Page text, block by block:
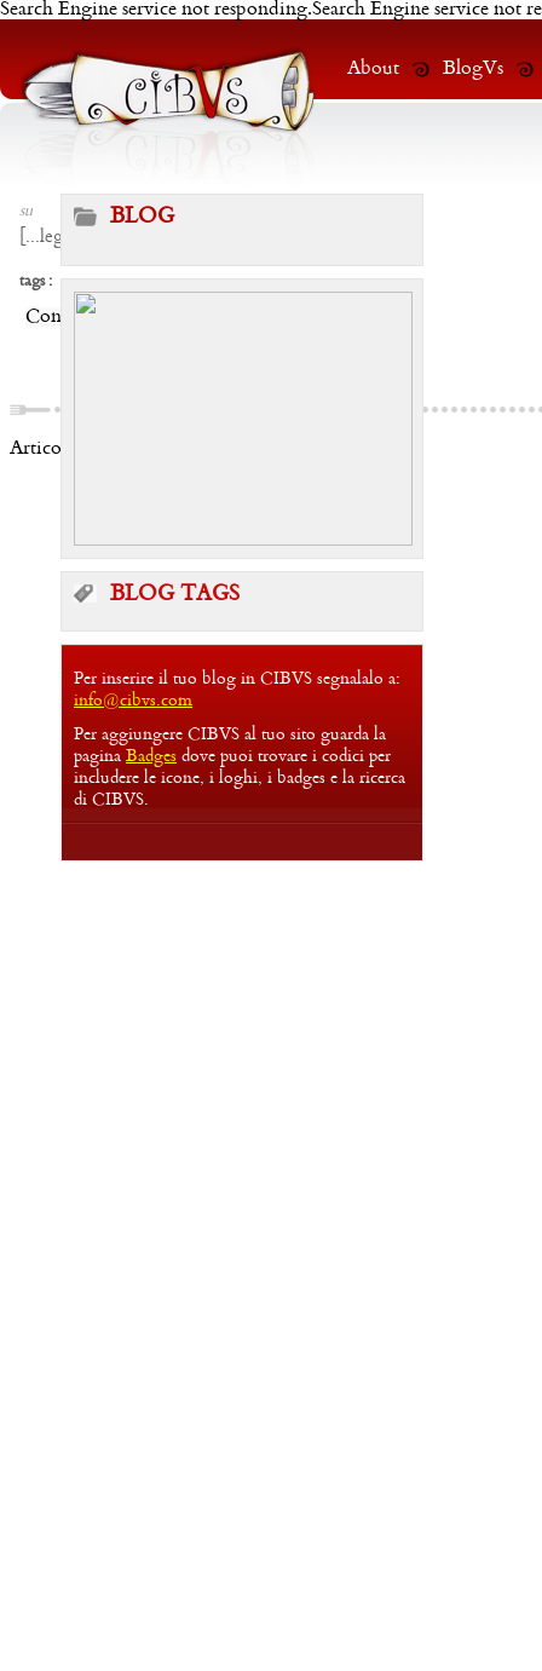
Search Engine service not responding.Search Engine service not
About BlogVs
su
...leggi
tags :
Condividi:
Articoli correlati:
BLOG
BLOG TAGS
Per inserire il tuo blog in CIBVS segnalalo a:
info@cibvs.com
Per aggiungere CIBVS al tuo sito guarda la
pagina Badges dove puoi trovare i codici per
includere le icone, i loghi, i badges e la ricerca
di CIBVS.